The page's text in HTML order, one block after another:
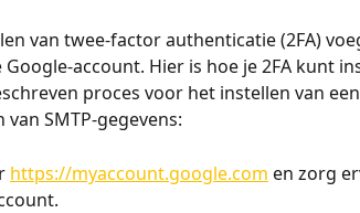
van twee-factor authenticatie (2FA)
Google-account. Hier is hoe je 2FA kunt
proces voor het instellen van
SMTP-gegevens:
https://myaccount.google.com en zorg